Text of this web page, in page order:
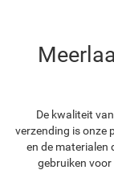
De kwaliteit
verzending is onze
en de materialen
gebruiken voor